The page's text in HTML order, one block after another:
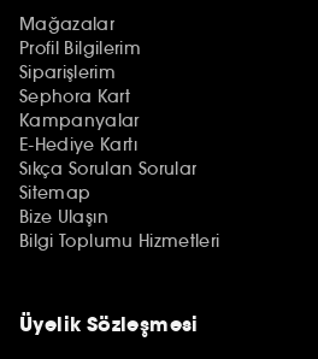
Mağazalar
Profil Bilgilerim
Siparişlerim
Sephora Kart
Kampanyalar
E-Hediye Kartı
Sıkça Sorulan Sorular
Sitemap
Bize Ulaşın
Bilgi Toplumu Hizmetleri
Üyelik Sözleşmesi